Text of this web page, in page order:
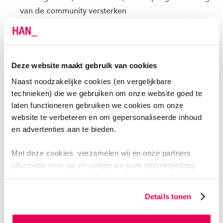
Deze website maakt gebruik van cookies
Naast noodzakelijke cookies (en vergelijkbare
technieken) die we gebruiken om onze website goed te
laten functioneren gebruiken we cookies om onze
website te verbeteren en om gepersonaliseerde inhoud
en advertenties aan te bieden.
Met deze cookies verzamelen wij en onze partners
informatie over jou en volgen we jouw internetgedrag
binnen, en mogelijk ook buiten onze website. Wij bouwen
website en communicatie aan op jouw voorkeuren. Ook
kunnen we zo gerichte advertenties laten zien op basis
Details tonen
van de community versterken
Het monitoren van de samenwerking tussen impact
ondernemers en de communities
de communities en de kennis en kunde van de HAN
en haar studenten
Aandacht voor systeemverandering; waar en hoe
gaan we bijdragen in het scherp(er) krijgen van wijk,
dorps-/regio gebonden opgaves die om (nieuw)
als in het (multidisciplinaire) onderwijs
Het gaat om de volgende 4 impact communities:
IMPACT024